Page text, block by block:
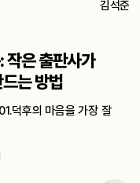
김석준
작은 출판사가
는 방법
덕후의 마음을 가장 잘